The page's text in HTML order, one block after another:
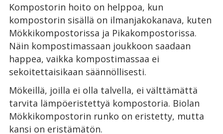
Kompostorin hoito on helppoa, kun
kompostorin sisällä on ilmanjakokanava, kuten
Mökkikompostorissa ja Pikakompostorissa.
Näin kompostimassaan joukkoon saadaan
happea, vaikka kompostimassaa ei
sekoitettaisikaan säännöllisesti.
Mökeillä, joilla ei olla talvella, ei välttämättä
tarvita lämpöeristettyä kompostoria. Biolan
Mökkikompostorin runko on eristetty, mutta
kansi on eristämätön.